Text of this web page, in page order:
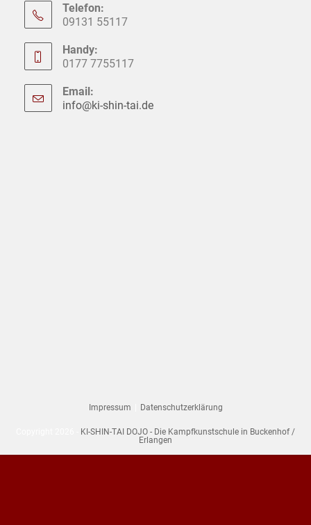
Telefon:
09131 55117
Handy:
0177 7755117
Email:
info@ki-shin-tai.deOpens
Impressum Datenschutzerklärung
KI-SHIN-TAI DOJO - Die Kampfkunstschule in Buckenhof /
Erlangen